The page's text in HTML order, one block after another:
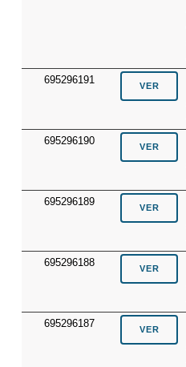
695296191
695296190
695296189
695296188
695296187